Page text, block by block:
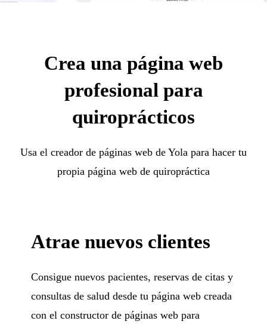
Crea una página web
profesional para
quiroprácticos
Usa el creador de páginas web de Yola para hacer tu
propia página web de quiropráctica
Atrae nuevos clientes
Consigue nuevos pacientes, reservas de citas y
consultas de salud desde tu página web creada
con el constructor de páginas web para